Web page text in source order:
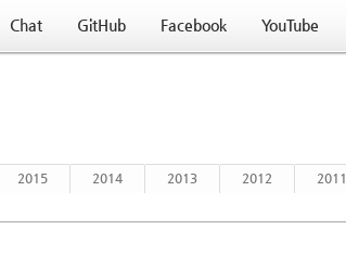
Chat GitHub Facebook YouTube
2015 2014 2013 2012 2011